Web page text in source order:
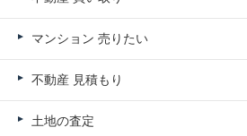
マンション 売りたい
不動産 見積もり
土地の査定